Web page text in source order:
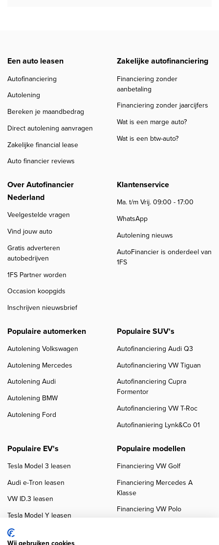
Een auto leasen
Autofinanciering
Autolening
Bereken je maandbedrag
Direct autolening aanvragen
Zakelijke financial lease
Auto financier reviews
Zakelijke autofinanciering
Financiering zonder
aanbetaling
Financiering zonder jaarcijfers
Wat is een marge auto?
Wat is een btw-auto?
Over Autofinancier
Nederland
Veelgestelde vragen
Vind jouw auto
Gratis adverteren
autobedrijven
1FS Partner worden
Occasion koopgids
Inschrijven nieuwsbrief
Klantenservice
Ma. t/m Vrij. 09:00 - 17:00
WhatsApp
Autolening nieuws
AutoFinancier is onderdeel van
1FS
Populaire automerken
Autolening Volkswagen
Autolening Mercedes
Autolening Audi
Autolening BMW
Autolening Ford
Populaire SUV's
Autofinanciering Audi Q3
Autofinanciering VW Tiguan
Autofinanciering Cupra
Formentor
Autofinanciering VW T-Roc
Autofinaniering Lynk&Co 01
Populaire EV's
Tesla Model 3 leasen
Audi e-Tron leasen
VW ID.3 leasen
Tesla Model Y leasen
VW ID.4 leasen
Populaire modellen
Financiering VW Golf
Financiering Mercedes A
Klasse
Financiering VW Polo
Wij gebruiken cookies